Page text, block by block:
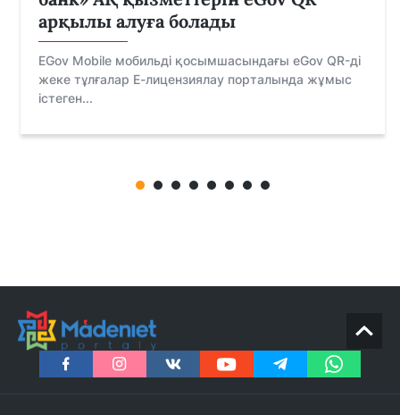
арқылы алуға болады
EGov Mobile мобильді қосымшасындағы eGov QR-ді
жеке тұлғалар Е-лицензиялау порталында жұмыс
істеген...